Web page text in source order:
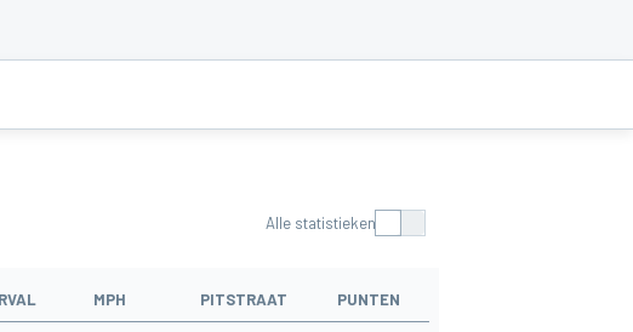
Alle statistieken
MPH PITSTRAAT PUNTEN